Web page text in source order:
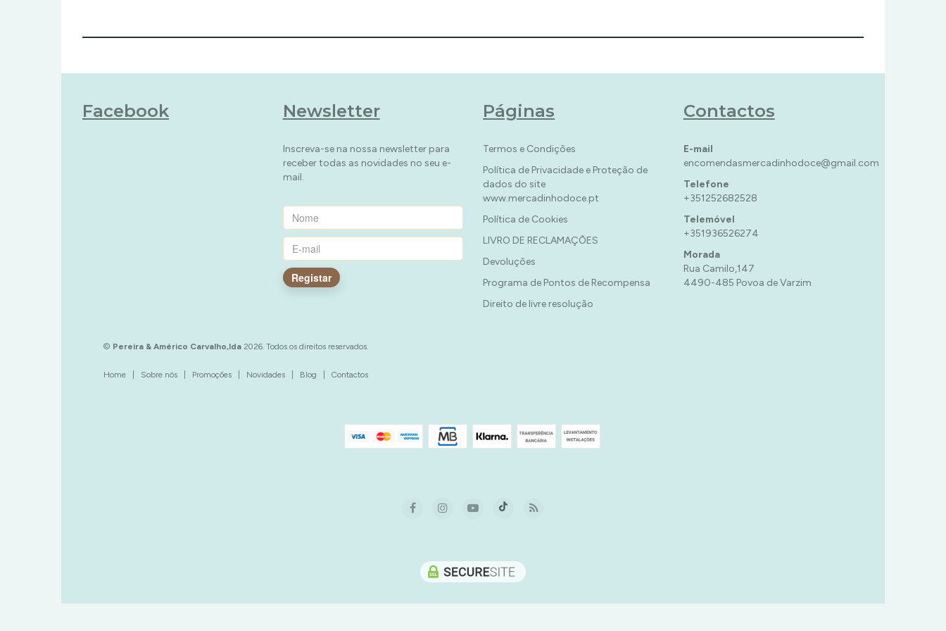
Facebook Newsletter
Inscreva-se na nossa newsletter para
receber todas as novidades no seu e-
mail.
Registar
Páginas
Termos e Condições
Política de Privacidade e Proteção de
dados do site
www.mercadinhodoce.pt
Política de Cookies
LIVRO DE RECLAMAÇÕES
Devoluções
Programa de Pontos de Recompensa
Direito de livre resolução
Contactos
E-mail
encomendasmercadinhodoce@gmail.com
Telefone
+351252682528
Telemóvel
+351936526274
Morada
Rua Camilo,147
4490-485 Povoa de Varzim
© Pereira & Américo Carvalho,lda 2026. Todos os direitos reservados.
Home Sobre nós Promoções Novidades Blog Contactos